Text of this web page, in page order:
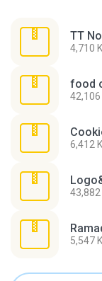
TT
4,710
food
42,106
6,412
43,882
5,547